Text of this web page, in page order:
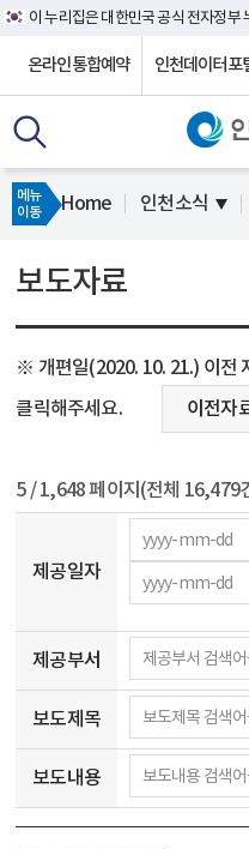
이 누리집은 대한민국 공식 전자정부
온라인통합예약 인천데이터포
메뉴
이동
Home 인천소식
보도자료
※ 개편일(2020. 10. 21.) 이전
클릭해주세요.
이전자
5/ 1,648 페이지(전체 16,479
제공일자
제공부서
보도제목
보도내용